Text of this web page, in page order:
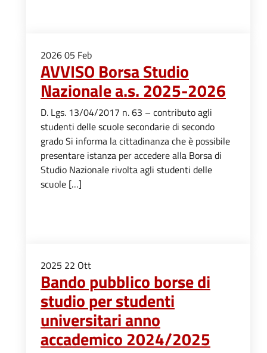
202605 Feb
AVVISO Borsa Studio
Nazionale a.s. 2025-2026
D. Lgs. 13/04/2017 n. 63 – contributo agli
studenti delle scuole secondarie di secondo
grado Si informa la cittadinanza che è possibile
presentare istanza per accedere alla Borsa di
Studio Nazionale rivolta agli studenti delle
scuole […]
2025 22 Ott
Bando pubblico borse di
studio per studenti
universitari anno
accademico 2024/2025